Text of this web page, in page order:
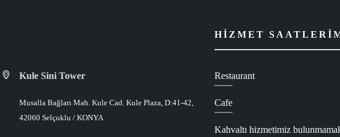
Kule Sini Tower
Musalla Bağları Mah. Kule Cad. Kule Plaza, D:41-42,
42060 Selçuklu / KONYA
HIZMET
Restaurant
Cafe
Kahvaltı hizmetimiz